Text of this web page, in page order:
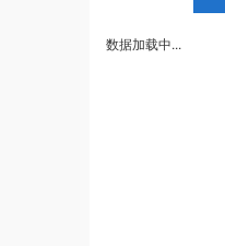
- 聚氨酯AB料
- 聚氨酯组合料
- 外墙保温、墙
数据加载中...